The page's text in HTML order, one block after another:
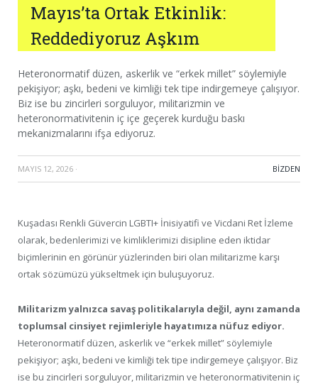
Mayıs’ta Ortak Etkinlik:
Reddediyoruz Aşkım
Heteronormatif düzen, askerlik ve “erkek millet” söylemiyle
pekişiyor; aşkı, bedeni ve kimliği tek tipe indirgemeye çalışıyor.
Biz ise bu zincirleri sorguluyor, militarizmin ve
heteronormativitenin iç içe geçerek kurduğu baskı
mekanizmalarını ifşa ediyoruz.
MAYIS 12, 2026 · BIZDEN
Kuşadası Renkli Güvercin LGBTI+ İnisiyatifi ve Vicdani Ret İzleme
olarak, bedenlerimizi ve kimliklerimizi disipline eden iktidar
biçimlerinin en görünür yüzlerinden biri olan militarizme karşı
ortak sözümüzü yükseltmek için buluşuyoruz.
Militarizm yalnızca savaş politikalarıyla değil, aynı zamanda
toplumsal cinsiyet rejimleriyle hayatımıza nüfuz ediyor.
Heteronormatif düzen, askerlik ve “erkek millet” söylemiyle
pekişiyor; aşkı, bedeni ve kimliği tek tipe indirgemeye çalışıyor. Biz
ise bu zincirleri sorguluyor, militarizmin ve heteronormativitenin iç